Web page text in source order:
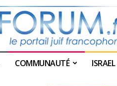
COMMUNAUTÉ ISRAEL